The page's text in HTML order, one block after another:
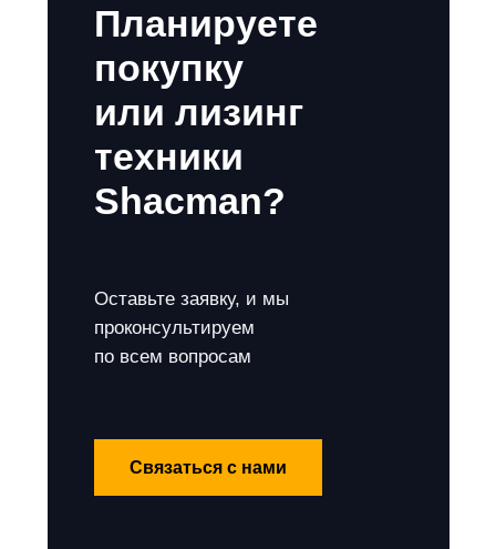
Планируете
покупку
или лизинг
техники
Shacman?
Оставьте заявку, и мы
проконсультируем
по всем вопросам
Связаться с нами